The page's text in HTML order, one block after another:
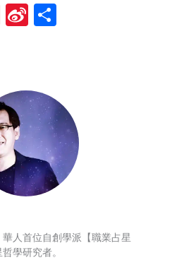
Flipboard
Sina
人首位自創學派【職業占星
學研究者。